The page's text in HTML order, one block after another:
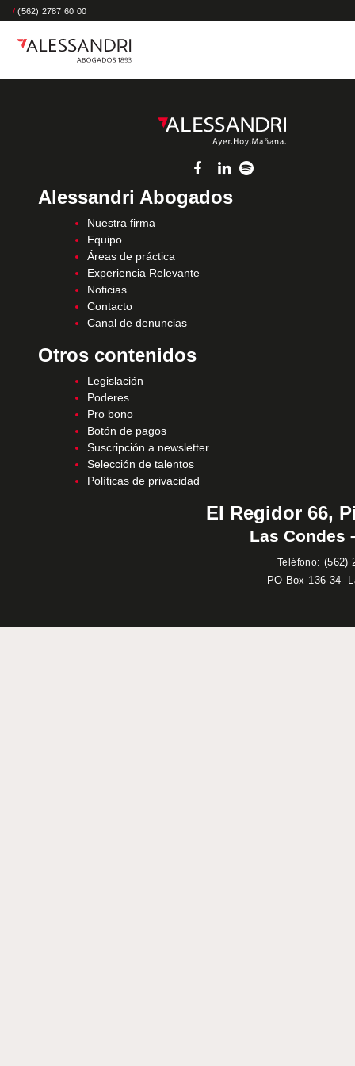
/ (562) 2787 60 00
Alessandri Abogados
Nuestra firma
Equipo
Áreas de práctica
Experiencia Relevante
Noticias
Contacto
Canal de denuncias
Otros contenidos
Legislación
Poderes
Pro bono
Botón de pagos
Suscripción a newsletter
Selección de talentos
Políticas de privacidad
El Regidor 66,
Las Condes
Teléfono: (562)
PO Box 136-34-